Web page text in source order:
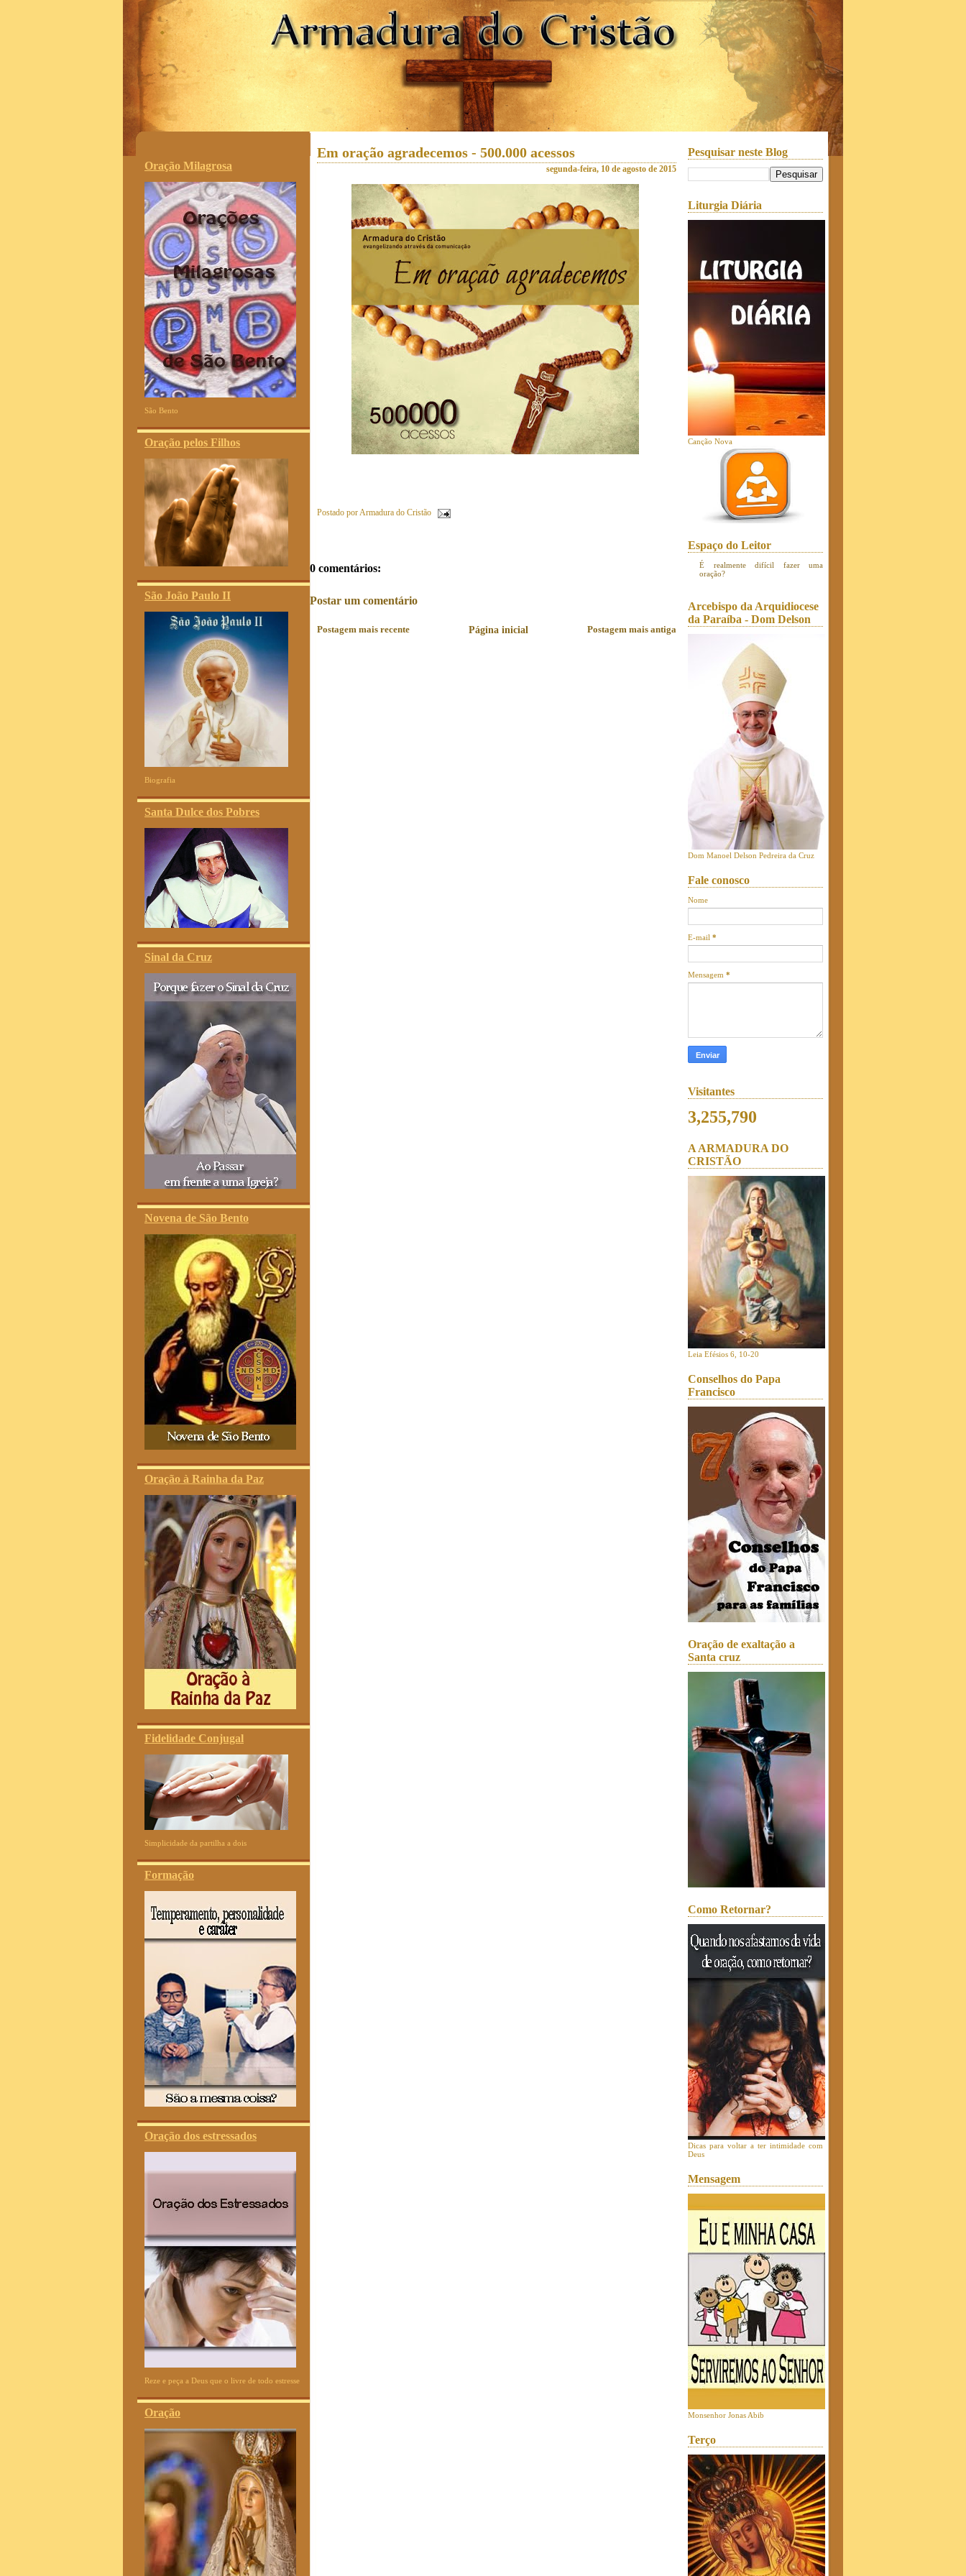
.
Oração Milagrosa
São Bento
Oração pelos Filhos
São João Paulo II
Biografia
Santa Dulce dos Pobres
Sinal da Cruz
Novena de São Bento
Oração à Rainha da Paz
Fidelidade Conjugal
Simplicidade da partilha a dois
Formação
Oração dos estressados
Reze e peça a Deus que o livre de todo estresse
Oração
Em oração agradecemos - 500.000 acessos
segunda-feira, 10 de agosto de 2015
Postado porArmadura do Cristão
0 comentários:
Postar um comentário
Postagem mais recente Postagem mais antiga
Página inicial
Pesquisar neste Blog
Liturgia Diária
Canção Nova
Espaço do Leitor
É realmente difícil fazer uma
oração?
Arcebispo da Arquidiocese
da Paraíba - Dom Delson
Dom Manoel Delson Pedreira da Cruz
Fale conosco
Nome
E-mail *
Mensagem *
Visitantes
3,255,790
A ARMADURA DO
CRISTÃO
Leia Efésios 6, 10-20
Conselhos do Papa
Francisco
Oração de exaltação a
Santa cruz
Como Retornar?
Dicas para voltar a ter intimidade com
Deus
Mensagem
Monsenhor Jonas Abib
Terço